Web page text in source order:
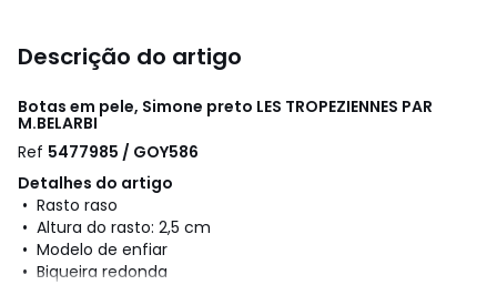
Descrição do artigo
Botas em pele, Simone preto LES TROPEZIENNES PAR
M.BELARBI
Ref 5477985 / GOY586
Detalhes do artigo
• Rasto raso
• Altura do rasto: 2,5 cm
• Modelo de enfiar
• Biqueira redonda